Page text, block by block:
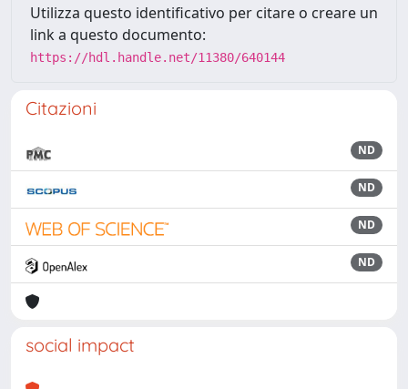
Utilizza questo identificativo per citare o creare un
link a questo documento:
https://hdl.handle.net/11380/640144
Citazioni
ND
ND
ND
ND
social impact